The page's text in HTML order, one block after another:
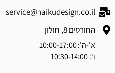
service@haikudesign.co.il
החורטים 8, חולון
א'-ה': 10:00-17:00
ו': 10:30-14:00